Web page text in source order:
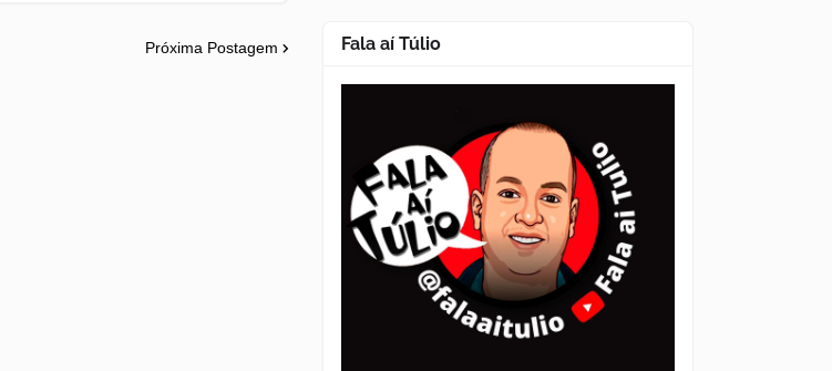
Próxima Postagem Fala aí Túlio